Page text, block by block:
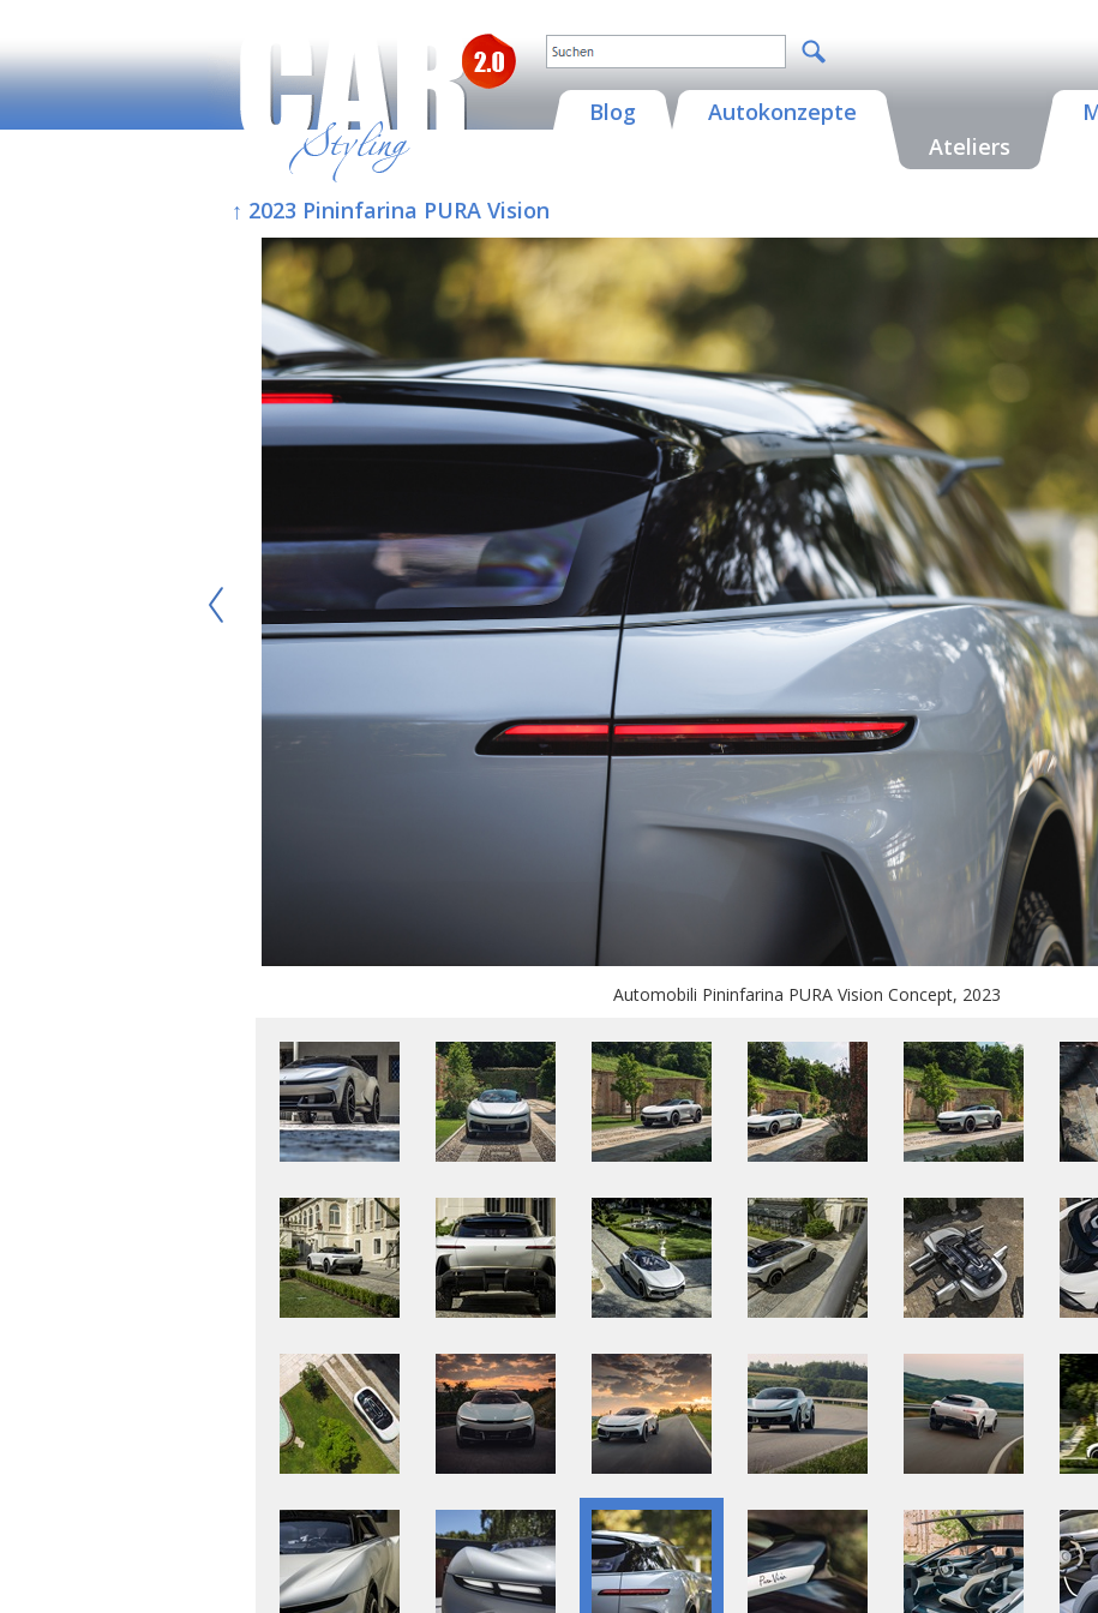
Blog
Autokonzepte
Ateliers
↑ 2023 Pininfarina PURA Vision
Automobili Pininfarina PURA Vision Concept, 2023